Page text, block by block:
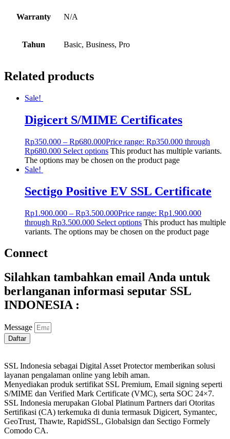
Warranty N/A
Tahun Basic, Business, Pro
Related products
Sale!
Digicert S/MIME Certificates
Rp350.000 – Rp680.000Price range: Rp350.000 through
Rp680.000 Select options This product has multiple variants.
The options may be chosen on the product page
Sale!
Sectigo Positive EV SSL Certificate
Rp1.900.000 – Rp3.500.000Price range: Rp1.900.000
through Rp3.500.000 Select options This product has multiple
variants. The options may be chosen on the product page
Connect
Silahkan tambahkan email Anda untuk
berlanganan informasi seputar SSL
INDONESIA :
Message
Daftar
SSL Indonesia sebagai Digital Asset Protector memberikan solusi
layanan pengalaman online yang lebih aman.
Menyediakan produk sertifikat SSL Premium, Email signing seperti
S/MIME dan Verified Mark Certificate (VMC), serta SOC 24×7.
SSL Indonesia merupakan Global Platinum Partners dari Otoritas
Sertifikasi (CA) terkemuka di dunia termasuk Digicert, Symantec,
GeoTrust, Thawte, RapidSSL, Globalsign dan Sectigo Formely
Comodo CA.